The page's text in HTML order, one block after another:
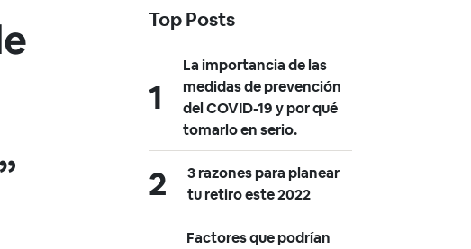
Top Posts
La importancia de las
medidas de prevención
del COVID-19 y por qué
tomarlo en serio.
3 razones para planear
tu retiro este 2022
Factores que podrían